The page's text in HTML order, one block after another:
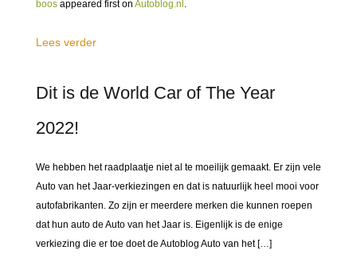
boos appeared first on Autoblog.nl .
Lees verder
Dit is de World Car of The Year
2022!
We hebben het raadplaatje niet al te moeilijk gemaakt. Er zijn vele
Auto van het Jaar-verkiezingen en dat is natuurlijk heel mooi voor
autofabrikanten. Zo zijn er meerdere merken die kunnen roepen
dat hun auto de Auto van het Jaar is. Eigenlijk is de enige
verkiezing die er toe doet de Autoblog Auto van het […]